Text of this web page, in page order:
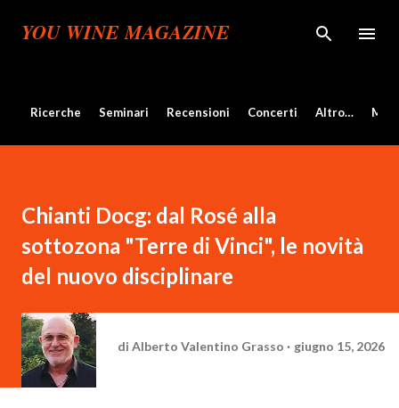
Passa ai contenuti principali
YOU WINE MAGAZINE
Ricerche Seminari Recensioni Concerti Altro…
Chianti Docg: dal Rosé alla
sottozona "Terre di Vinci", le novità
del nuovo disciplinare
di Alberto Valentino Grasso giugno 15, 2026